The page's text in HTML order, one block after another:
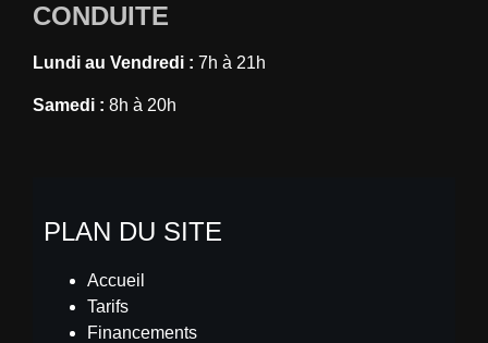
CONDUITE
Lundi au Vendredi : 7h à 21h
Samedi : 8h à 20h
PLAN DU SITE
Accueil
Tarifs
Financements